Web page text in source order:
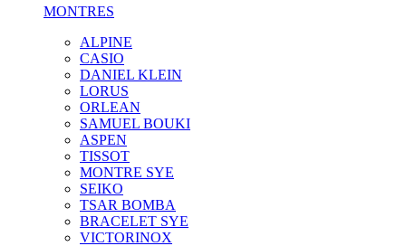
MONTRES
ALPINE
CASIO
DANIEL KLEIN
LORUS
ORLEAN
SAMUEL BOUKI
ASPEN
TISSOT
MONTRE SYE
SEIKO
TSAR BOMBA
BRACELET SYE
VICTORINOX